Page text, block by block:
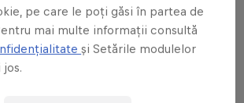
participanților la Câmpușel
de start/ Verificarea
Ridicare Kit
pe care le poți găsi în partea de
mai multe informații consultă
și Setările modulelor